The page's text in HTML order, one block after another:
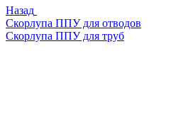
Назад
Скорлупа ППУ для отводов
Скорлупа ППУ для труб